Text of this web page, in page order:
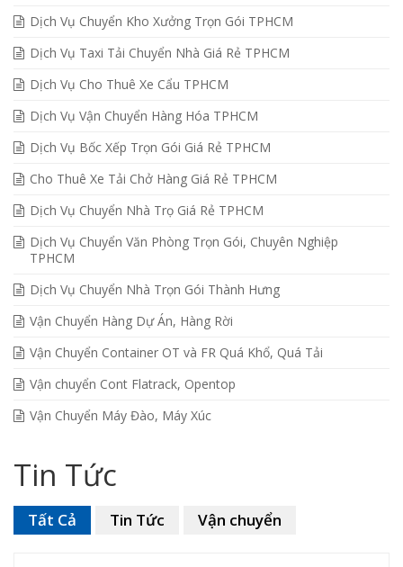
Dịch Vụ Chuyển Kho Xưởng Trọn Gói TPHCM
Dịch Vụ Taxi Tải Chuyển Nhà Giá Rẻ TPHCM
Dịch Vụ Cho Thuê Xe Cẩu TPHCM
Dịch Vụ Vận Chuyển Hàng Hóa TPHCM
Dịch Vụ Bốc Xếp Trọn Gói Giá Rẻ TPHCM
Cho Thuê Xe Tải Chở Hàng Giá Rẻ TPHCM
Dịch Vụ Chuyển Nhà Trọ Giá Rẻ TPHCM
Dịch Vụ Chuyển Văn Phòng Trọn Gói, Chuyên Nghiệp
TPHCM
Dịch Vụ Chuyển Nhà Trọn Gói Thành Hưng
Vận Chuyển Hàng Dự Án, Hàng Rời
Vận Chuyển Container OT và FR Quá Khổ, Quá Tải
Vận chuyển Cont Flatrack, Opentop
Vận Chuyển Máy Đào, Máy Xúc
Tin Tức
Tất Cả Tin Tức Vận chuyển